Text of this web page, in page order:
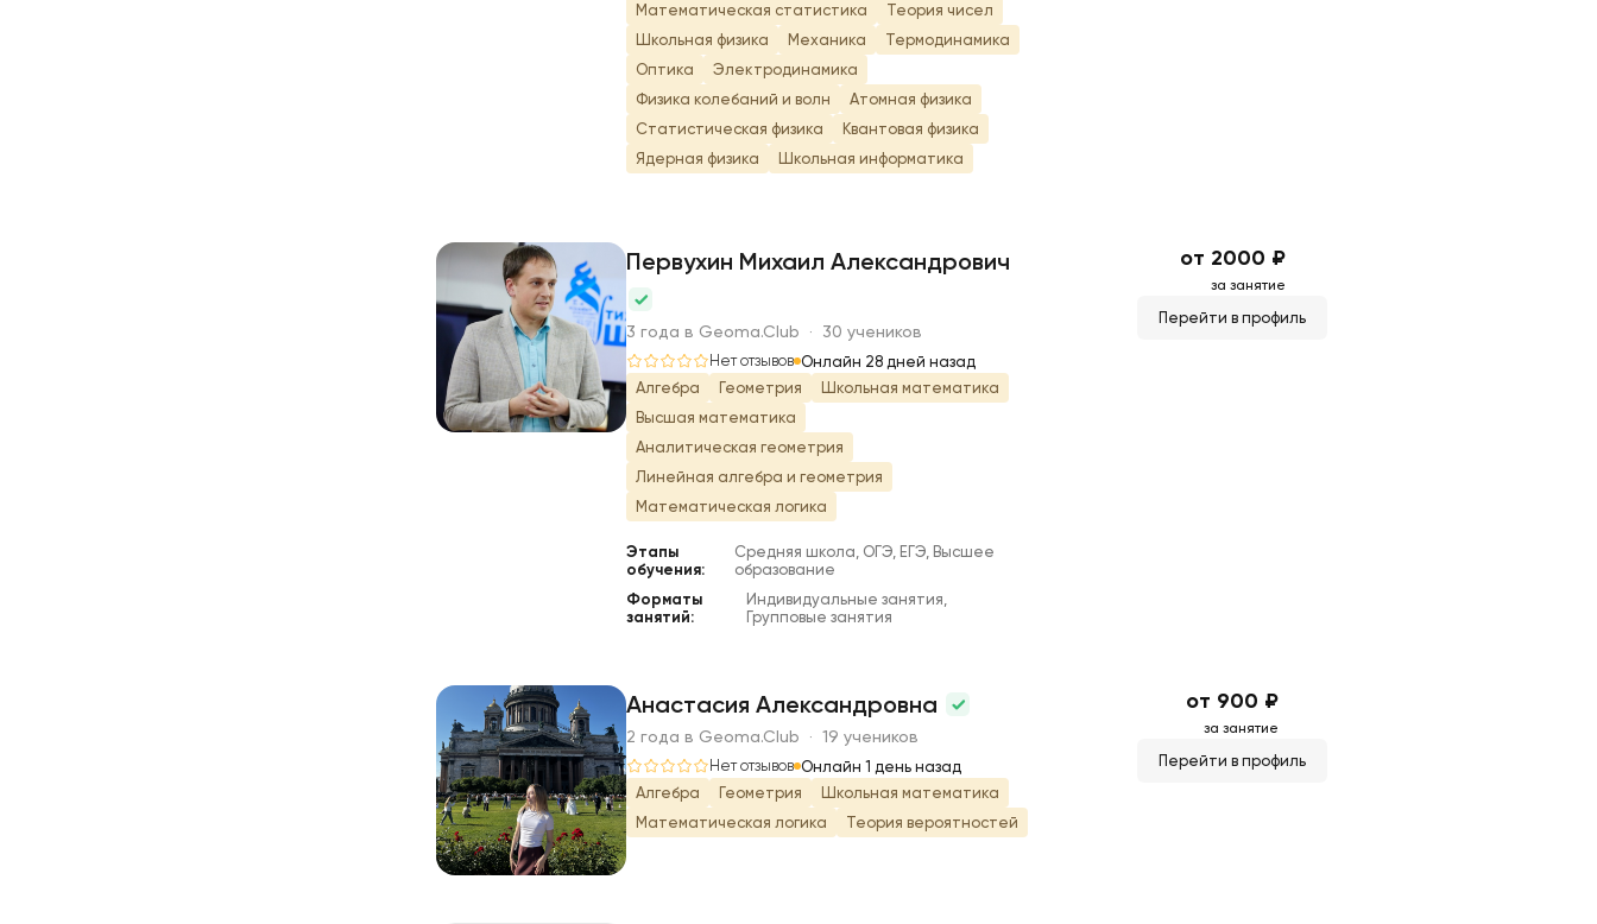
Математическая статистика
Теория чисел
Школьная физика
Механика
Термодинамика
Оптика
Электродинамика
Физика колебаний и волн
Атомная физика
Статистическая физика
Квантовая физика
Ядерная физика
Школьная информатика
П
Первухин Михаил Александрович
3 года в Geoma.Club · 30 учеников
Нет отзывов Онлайн 28 дней назад
Алгебра
Геометрия
Школьная математика
Высшая математика
Аналитическая геометрия
Линейная алгебра и геометрия
Математическая логика
Этапы
обучения:
Средняя школа, ОГЭ, ЕГЭ, Высшее
образование
Форматы
занятий:
Индивидуальные занятия,
Групповые занятия
от 2000 ₽
за занятие
Перейти в профиль
А
Анастасия Александровна
2 года в Geoma.Club · 19 учеников
Нет отзывов Онлайн 1 день назад
Алгебра
Геометрия
Школьная математика
Математическая логика
Теория вероятностей
от 900 ₽
за занятие
Перейти в профиль